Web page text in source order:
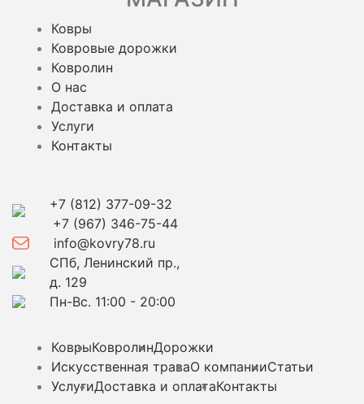
Ковры
Ковровые дорожки
Ковролин
О нас
Доставка и оплата
Услуги
Контакты
+7 (812) 377-09-32
+7 (967) 346-75-44
info@kovry78.ru
СПб, Ленинский пр.,
д. 129
Пн-Вс. 11:00 - 20:00
КоврыКовролинДорожки
Искусственная траваО компанииСтатьи
УслугиДоставка и оплатаКонтакты